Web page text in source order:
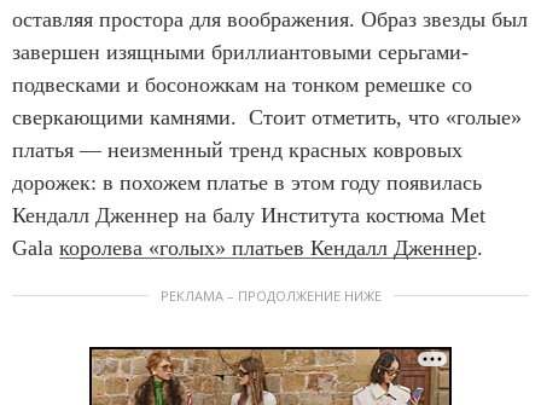
оставляя простора для воображения. Образ звезды был
завершен изящными бриллиантовыми серьгами-
подвесками и босоножкам на тонком ремешке со
сверкающими камнями. Стоит отметить, что «голые»
платья — неизменный тренд красных ковровых
дорожек: в похожем платье в этом году появилась
Кендалл Дженнер на балу Института костюма Met
Gala королева «голых» платьев Кендалл Дженнер.
РЕКЛАМА – ПРОДОЛЖЕНИЕ НИЖЕ